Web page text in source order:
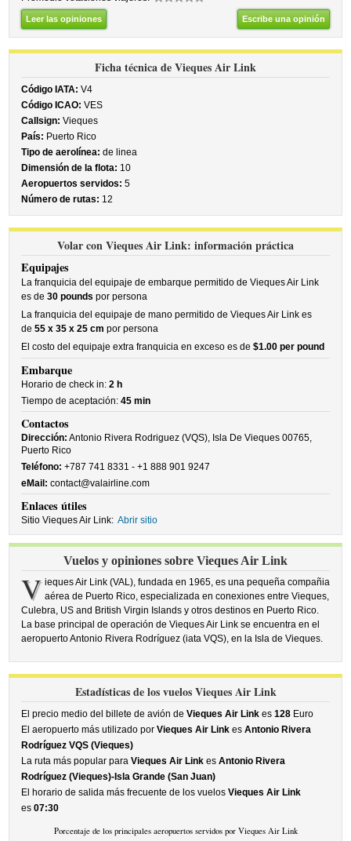
Leer las opiniones Escribe una opinión
Ficha técnica de Vieques Air Link
Código IATA: V4
Código ICAO: VES
Callsign: Vieques
País: Puerto Rico
Tipo de aerolínea: de linea
Dimensión de la flota: 10
Aeropuertos servidos: 5
Número de rutas: 12
Volar con Vieques Air Link: información práctica
Equipajes
La franquicia del equipaje de embarque permitido de Vieques Air Link
es de30 pounds por persona
La franquicia del equipaje de mano permitido de Vieques Air Link es
de55 x 35 x 25 cm por persona
El costo del equipaje extra franquicia en exceso es de$1.00 per pound
Embarque
Horario de check in:2 h
Tiempo de aceptación:45 min
Contactos
Dirección: Antonio Rivera Rodriguez (VQS), Isla De Vieques 00765,
Puerto Rico
Teléfono: +787 741 8331 - +1 888 901 9247
eMail: contact@valairline.com
Enlaces útiles
Sitio Vieques Air Link: Abrir sitio
Vuelos y opiniones sobre Vieques Air Link
V ieques Air Link (VAL), fundada en 1965, es una pequeña compañia
aérea de Puerto Rico, especializada en conexiones entre Vieques,
Culebra, US and British Virgin Islands y otros destinos en Puerto Rico.
La base principal de operación de Vieques Air Link se encuentra en el
aeropuerto Antonio Rivera Rodríguez (iata VQS), en la Isla de Vieques.
Estadísticas de los vuelos Vieques Air Link
El precio medio del billete de avión deVieques Air Link es128 Euro
El aeropuerto más utilizado porVieques Air Link esAntonio Rivera
Rodríguez VQS (Vieques)
La ruta más popular paraVieques Air Link esAntonio Rivera
Rodríguez (Vieques)-Isla Grande (San Juan)
El horario de salida más frecuente de los vuelosVieques Air Link
es07:30
Porcentaje de los principales aeropuertos servidos por Vieques Air Link